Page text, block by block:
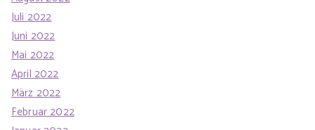
Juli 2022
Juni 2022
Mai 2022
April 2022
März 2022
Februar 2022